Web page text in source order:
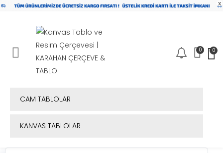
x
Mobil Menü 0 0
CAM TABLOLAR
KANVAS TABLOLAR